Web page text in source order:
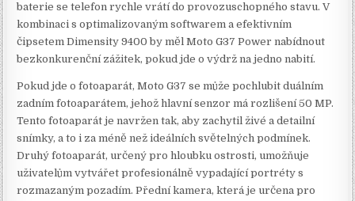
baterie se telefon rychle vrátí do provozuschopného stavu. V
kombinaci s optimalizovaným softwarem a efektivním
čipsetem Dimensity 9400 by měl Moto G37 Power nabídnout
bezkonkurenční zážitek, pokud jde o výdrž na jedno nabití.
Pokud jde o fotoaparát, Moto G37 se může pochlubit duálním
zadním fotoaparátem, jehož hlavní senzor má rozlišení 50 MP.
Tento fotoaparát je navržen tak, aby zachytil živé a detailní
snímky, a to i za méně než ideálních světelných podmínek.
Druhý fotoaparát, určený pro hloubku ostrosti, umožňuje
uživatelům vytvářet profesionálně vypadající portréty s
rozmazaným pozadím. Přední kamera, která je určena pro